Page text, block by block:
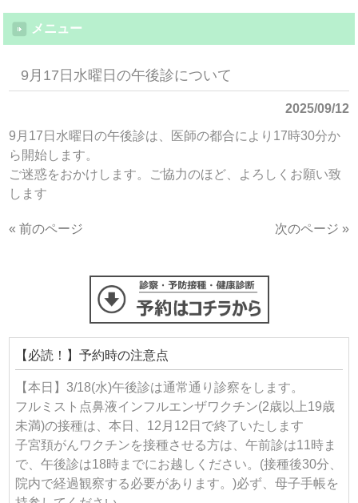
メニュー
9月17日水曜日の午後診について
2025/09/12
9月17日水曜日の午後診は、医師の都合により17時30分か
ら開始します。
ご迷惑をおかけします。ご協力のほど、よろしくお願い致
します
« 前のページ 次のページ »
【必読！】予約時の注意点
【本日】3/18(水)午後診は通常通り診察をします。
フルミスト点鼻液インフルエンザワクチン(2歳以上19歳
未満)の接種は、本日、12月12日で終了いたします
子宮頚がんワクチンを接種させる方は、午前診は11時ま
で、午後診は18時までにお越しください。(接種後30分、
院内で経過観察する必要があります。)必ず、母子手帳を